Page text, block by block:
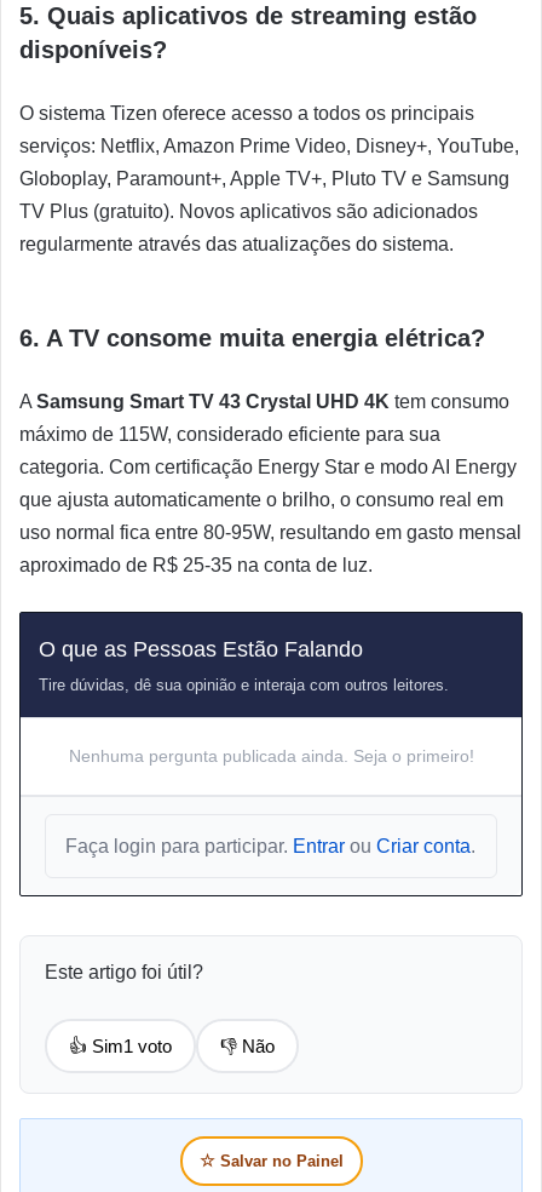
5. Quais aplicativos de streaming estão
disponíveis?
O sistema Tizen oferece acesso a todos os principais
serviços: Netflix, Amazon Prime Video, Disney+, YouTube,
Globoplay, Paramount+, Apple TV+, Pluto TV e Samsung
TV Plus (gratuito). Novos aplicativos são adicionados
regularmente através das atualizações do sistema.
6. A TV consome muita energia elétrica?
A Samsung Smart TV 43 Crystal UHD 4K tem consumo
máximo de 115W, considerado eficiente para sua
categoria. Com certificação Energy Star e modo AI Energy
que ajusta automaticamente o brilho, o consumo real em
uso normal fica entre 80-95W, resultando em gasto mensal
aproximado de R$ 25-35 na conta de luz.
O que as Pessoas Estão Falando
Tire dúvidas, dê sua opinião e interaja com outros leitores.
Nenhuma pergunta publicada ainda. Seja o primeiro!
Faça login para participar. Entrar ou Criar conta.
Este artigo foi útil?
👍 Sim1 voto 👎 Não
☆ Salvar no Painel